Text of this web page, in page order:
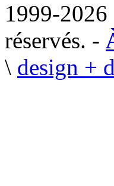
1999-
réservés. -
\ design +